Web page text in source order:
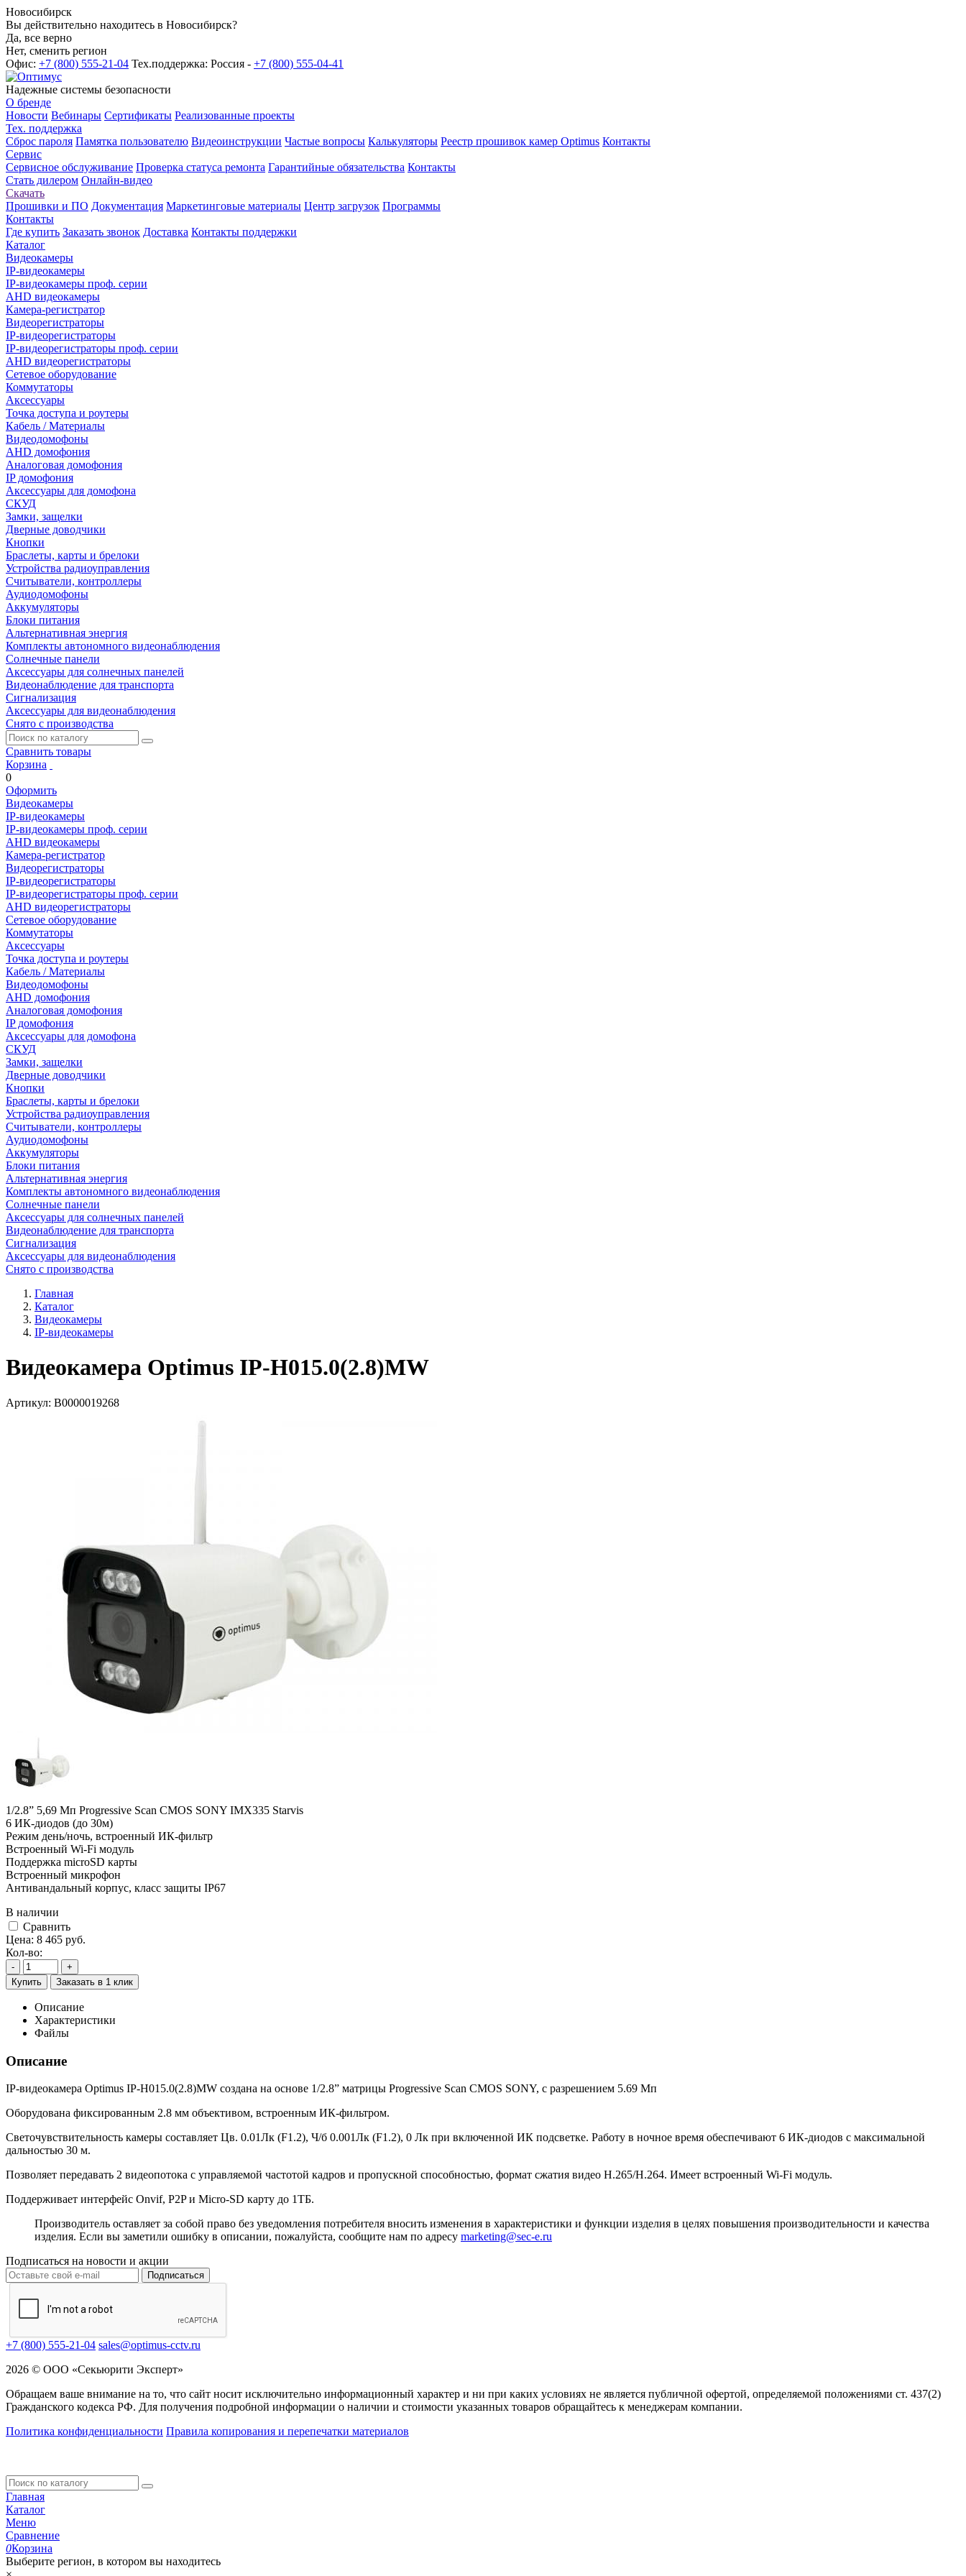
Новосибирск
Вы действительно находитесь в Новосибирск?
Да, все верно
Нет, сменить регион
Офис: +7 (800) 555-21-04 Тех.поддержка: Россия - +7 (800) 555-04-41
Надежные системы безопасности
О бренде
Новости Вебинары Сертификаты Реализованные проекты
Тех. поддержка
Сброс пароля Памятка пользователю Видеоинструкции Частые вопросы Калькуляторы Реестр прошивок камер Optimus Контакты
Сервис
Сервисное обслуживание Проверка статуса ремонта Гарантийные обязательства Контакты
Стать дилером Онлайн-видео
Скачать
Прошивки и ПО Документация Маркетинговые материалы Центр загрузок Программы
Контакты
Где купить Заказать звонок Доставка Контакты поддержки
Каталог
Видеокамеры
IP-видеокамеры
IP-видеокамеры проф. серии
AHD видеокамеры
Камера-регистратор
Видеорегистраторы
IP-видеорегистраторы
IP-видеорегистраторы проф. серии
AHD видеорегистраторы
Сетевое оборудование
Коммутаторы
Аксессуары
Точка доступа и роутеры
Кабель / Материалы
Видеодомофоны
AHD домофония
Аналоговая домофония
IP домофония
Аксессуары для домофона
СКУД
Замки, защелки
Дверные доводчики
Кнопки
Браслеты, карты и брелоки
Устройства радиоуправления
Считыватели, контроллеры
Аудиодомофоны
Аккумуляторы
Блоки питания
Альтернативная энергия
Комплекты автономного видеонаблюдения
Солнечные панели
Аксессуары для солнечных панелей
Видеонаблюдение для транспорта
Сигнализация
Аксессуары для видеонаблюдения
Снято с производства
Сравнить товары
Корзина
0
Оформить
Видеокамеры
IP-видеокамеры
IP-видеокамеры проф. серии
AHD видеокамеры
Камера-регистратор
Видеорегистраторы
IP-видеорегистраторы
IP-видеорегистраторы проф. серии
AHD видеорегистраторы
Сетевое оборудование
Коммутаторы
Аксессуары
Точка доступа и роутеры
Кабель / Материалы
Видеодомофоны
AHD домофония
Аналоговая домофония
IP домофония
Аксессуары для домофона
СКУД
Замки, защелки
Дверные доводчики
Кнопки
Браслеты, карты и брелоки
Устройства радиоуправления
Считыватели, контроллеры
Аудиодомофоны
Аккумуляторы
Блоки питания
Альтернативная энергия
Комплекты автономного видеонаблюдения
Солнечные панели
Аксессуары для солнечных панелей
Видеонаблюдение для транспорта
Сигнализация
Аксессуары для видеонаблюдения
Снято с производства
Главная
Каталог
Видеокамеры
IP-видеокамеры
Видеокамера Optimus IP-H015.0(2.8)MW
Артикул: В0000019268
1/2.8” 5,69 Мп Progressive Scan CMOS SONY IMX335 Starvis
6 ИК-диодов (до 30м)
Режим день/ночь, встроенный ИК-фильтр
Встроенный Wi-Fi модуль
Поддержка microSD карты
Встроенный микрофон
Антивандальный корпус, класс защиты IР67
В наличии
Cравнить
Цена: 8 465 руб.
Кол-во:
-
+
Купить
Заказать в 1 клик
Описание
Характеристики
Файлы
Описание
IP-видеокамера Optimus IP-H015.0(2.8)MW создана на основе 1/2.8” матрицы Progressive Scan CMOS SONY, с разрешением 5.69 Мп
Оборудована фиксированным 2.8 мм объективом, встроенным ИК-фильтром.
Светочувствительность камеры составляет Цв. 0.01Лк (F1.2), Ч/б 0.001Лк (F1.2), 0 Лк при включенной ИК подсветке. Работу в ночное время обеспечивают 6 ИК-диодов с максимальной
дальностью 30 м.
Позволяет передавать 2 видеопотока с управляемой частотой кадров и пропускной способностью, формат сжатия видео H.265/H.264. Имеет встроенный Wi-Fi модуль.
Поддерживает интерфейс Onvif, P2P и Micro-SD карту до 1ТБ.
Производитель оставляет за собой право без уведомления потребителя вносить изменения в характеристики и функции изделия в целях повышения производительности и качества
изделия. Если вы заметили ошибку в описании, пожалуйста, сообщите нам по адресу marketing@sec-e.ru
Подписаться на новости и акции
Подписаться
+7 (800) 555-21-04 sales@optimus-cctv.ru
2026 © ООО «Секьюрити Эксперт»
Обращаем ваше внимание на то, что сайт носит исключительно информационный характер и ни при каких условиях не является публичной офертой, определяемой положениями ст. 437(2)
Гражданского кодекса РФ. Для получения подробной информации о наличии и стоимости указанных товаров обращайтесь к менеджерам компании.
Политика конфиденциальности Правила копирования и перепечатки материалов
Главная
Каталог
Меню
Сравнение
0Корзина
Выберите регион, в котором вы находитесь